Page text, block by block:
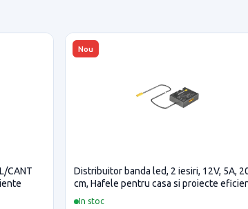
CANT
Nou
In stoc
Distribuitor banda led, 2 iesiri, 12V, 5A,
cm, Hafele pentru casa si proiecte